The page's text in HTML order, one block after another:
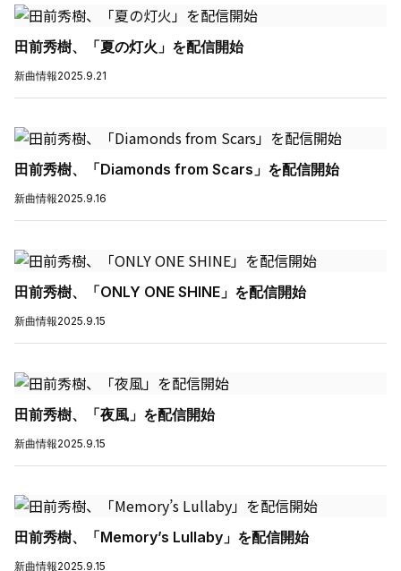
田前秀樹、「夏の灯火」を配信開始
新曲情報2025.9.21
田前秀樹、「Diamonds from Scars」を配信開始
新曲情報2025.9.16
田前秀樹、「ONLY ONE SHINE」を配信開始
新曲情報2025.9.15
田前秀樹、「夜風」を配信開始
新曲情報2025.9.15
田前秀樹、「Memory’s Lullaby」を配信開始
新曲情報2025.9.15